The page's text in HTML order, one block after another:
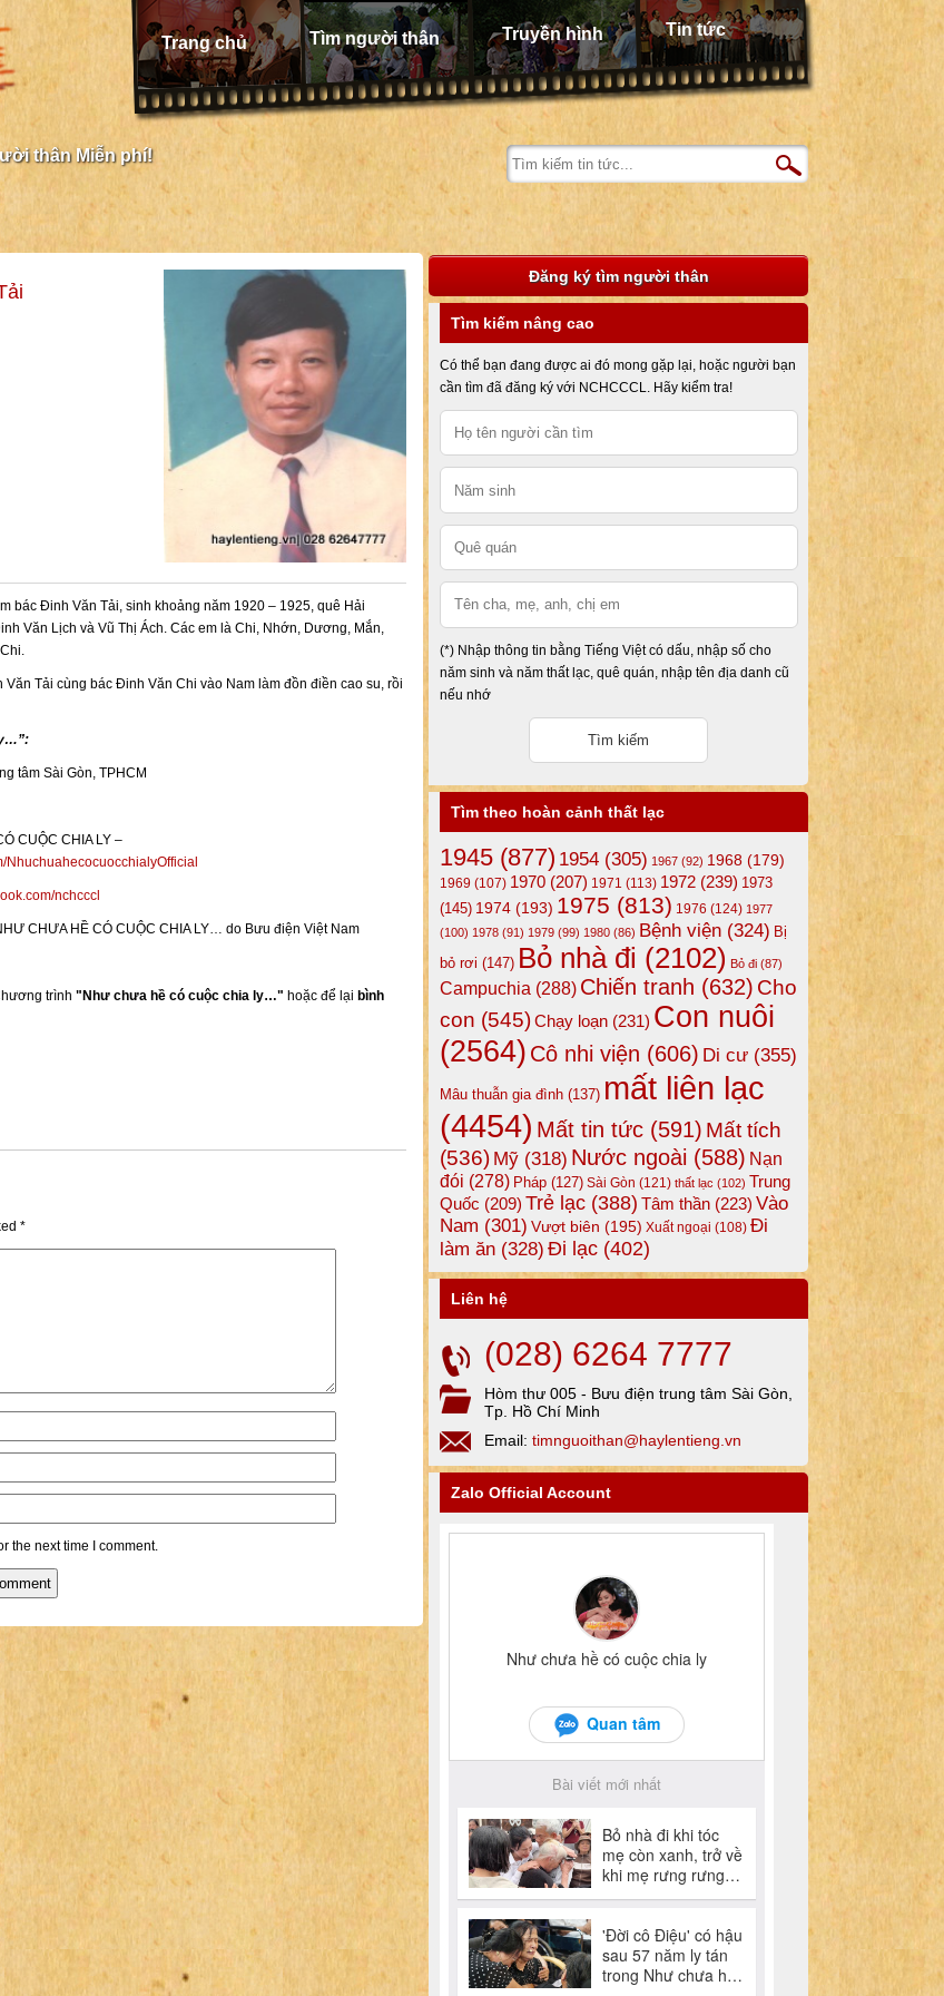
Trang chủ Tìm người thân Truyền hình Tin tức
thân Miễn phí!
bác Đinh Văn Tải, sinh khoảng năm 1920 – 1925, quê Hải
Văn Lịch và Vũ Thị Ách. Các em là Chi, Nhớn, Dương, Mắn,
Tải cùng bác Đinh Văn Chi vào Nam làm đồn điền cao su, rồi
tâm Sài Gòn, TPHCM
CUỘC CHIA LY –
NhuchuahecocuocchialyOfficial
nchcccl
CHƯA HỀ CÓ CUỘC CHIA LY… do Bưu điện Việt Nam
trình "Như chưa hề có cuộc chia ly…" hoặc để lại bình
*
the next time I comment.
Đăng ký tìm người thân
Tìm kiếm nâng cao
Có thể bạn đang được ai đó mong gặp lại, hoặc người bạn
cần tìm đã đăng ký với NCHCCCL. Hãy kiểm tra!
(*) Nhập thông tin bằng Tiếng Việt có dấu, nhập số cho
năm sinh và năm thất lạc, quê quán, nhập tên địa danh cũ
nếu nhớ
Tìm theo hoàn cảnh thất lạc
1945 (877) 1954 (305) 1967 (92) 1968 (179)
1969 (107) 1970 (207) 1971 (113) 1972 (239) 1973
(145) 1974 (193) 1975 (813) 1976 (124) 1977
(100) 1978 (91) 1979 (99) 1980 (86) Bệnh viện (324) Bị
bỏ rơi (147) Bỏ nhà đi (2102) Bỏ đi (87)
Campuchia (288) Chiến tranh (632) Cho
con (545)Chạy loạn (231) Con nuôi
(2564) Cô nhi viện (606) Di cư (355)
Mâu thuẫn gia đình (137) mất liên lạc
(4454) Mất tin tức (591) Mất tích
(536) Mỹ (318) Nước ngoài (588) Nạn
đói (278) Pháp (127) Sài Gòn (121) thất lạc (102) Trung
Quốc (209) Trẻ lạc (388) Tâm thần (223) Vào
Nam (301) Vượt biên (195) Xuất ngoại (108) Đi
làm ăn (328) Đi lạc (402)
Liên hệ
(028) 6264 7777
Hòm thư 005 - Bưu điện trung tâm Sài Gòn,
Tp. Hồ Chí Minh
Email: timnguoithan@haylentieng.vn
Zalo Official Account